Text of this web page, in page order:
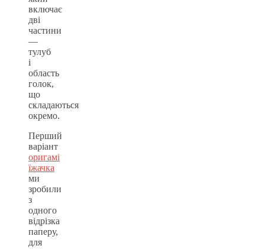
включає
дві
частини
—
тулуб
і
область
голок,
що
складаються
окремо.
Перший
варіант
оригамі
їжачка
ми
зробили
з
одного
відрізка
паперу,
для